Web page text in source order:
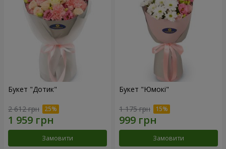
Букет "Дотик"
2 612 грн
Замовити
Букет "Юмокі"
1 175 грн
Замовити